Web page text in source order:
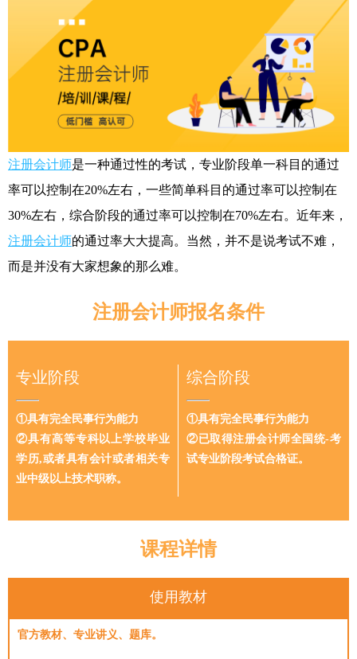
注册会计师是一种通过性的考试，专业阶段单一科目的通过
率可以控制在20%左右，一些简单科目的通过率可以控制在
30%左右，综合阶段的通过率可以控制在70%左右。近年来，
注册会计师的通过率大大提高。当然，并不是说考试不难，
而是并没有大家想象的那么难。
注册会计师报名条件
专业阶段
①具有完全民事行为能力
②具有高等专科以上学校毕业
学历,或者具有会计或者相关专
业中级以上技术职称。
综合阶段
①具有完全民事行为能力
②已取得注册会计师全国统-考
试专业阶段考试合格证。
课程详情
使用教材
官方教材、专业讲义、题库。